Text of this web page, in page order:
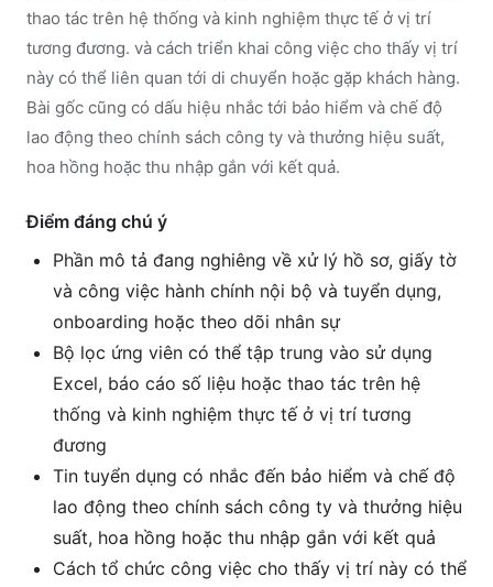
thao tác trên hệ thống và kinh nghiệm thực tế ở vị trí
tương đương. và cách triển khai công việc cho thấy vị trí
này có thể liên quan tới di chuyển hoặc gặp khách hàng.
Bài gốc cũng có dấu hiệu nhắc tới bảo hiểm và chế độ
lao động theo chính sách công ty và thưởng hiệu suất,
hoa hồng hoặc thu nhập gắn với kết quả.
Điểm đáng chú ý
Phần mô tả đang nghiêng về xử lý hồ sơ, giấy tờ
và công việc hành chính nội bộ và tuyển dụng,
onboarding hoặc theo dõi nhân sự
Bộ lọc ứng viên có thể tập trung vào sử dụng
Excel, báo cáo số liệu hoặc thao tác trên hệ
thống và kinh nghiệm thực tế ở vị trí tương
đương
Tin tuyển dụng có nhắc đến bảo hiểm và chế độ
lao động theo chính sách công ty và thưởng hiệu
suất, hoa hồng hoặc thu nhập gắn với kết quả
Cách tổ chức công việc cho thấy vị trí này có thể